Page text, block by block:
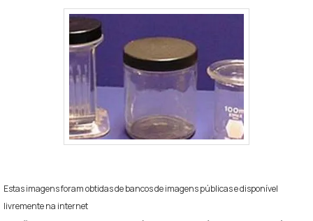
Estas imagens foram obtidas de bancos de imagens públicas e disponível
livremente na internet